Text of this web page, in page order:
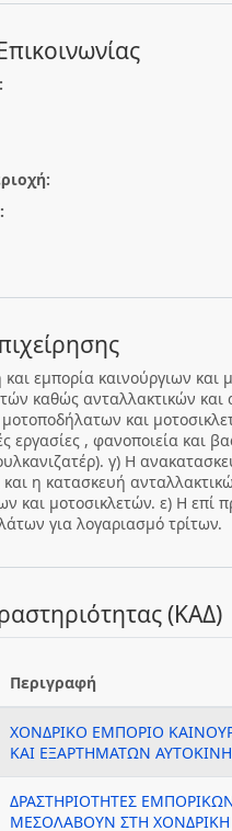
εμπορία καινούργιων
καθώς ανταλλακτικών
και
εργασίες , φανοποιεία και
γ) Η
η κατασκευή
και μοτοσικλετών. ε) Η επί
για λογαριασμό τρίτων.
(ΚΑΔ)
Περιγραφή
ΧΟΝΔΡΙΚΟ ΕΜΠΟΡΙΟ
ΚΑΙ ΕΞΑΡΤΗΜΑΤΩΝ
ΔΡΑΣΤΗΡΙΟΤΗΤΕΣ
ΜΕΣΟΛΑΒΟΥΝ ΣΤΗ